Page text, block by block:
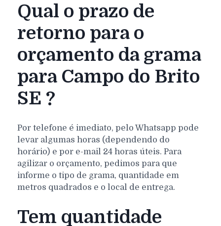
Qual o prazo de
retorno para o
orçamento da grama
para Campo do Brito
SE ?
Por telefone é imediato, pelo Whatsapp pode
levar algumas horas (dependendo do
horário) e por e-mail 24 horas úteis. Para
agilizar o orçamento, pedimos para que
informe o tipo de grama, quantidade em
metros quadrados e o local de entrega.
Tem quantidade